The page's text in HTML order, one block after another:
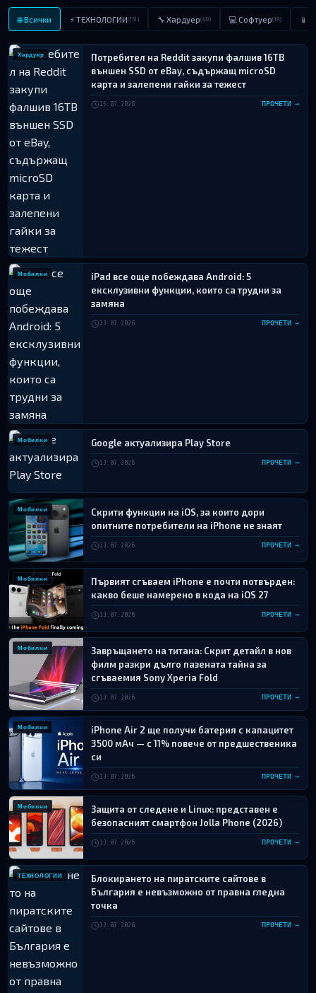
🌐 Всички ⚡ ТЕХНОЛОГИИ(151) 🔧 Хардуер(40) 💻 Софтуер(19) 📱
Хардуер
Потребител на Reddit закупи фалшив 16TB
външен SSD от eBay, съдържащ microSD
карта и залепени гайки за тежест
15.07.2026 ПРОЧЕТИ →
Мобилни
iPad все още побеждава Android: 5
ексклузивни функции, които са трудни за
замяна
13.07.2026 ПРОЧЕТИ →
Мобилни Google актуализира Play Store
13.07.2026 ПРОЧЕТИ →
Мобилни
Скрити функции на iOS, за които дори
опитните потребители на iPhone не знаят
13.07.2026 ПРОЧЕТИ →
Мобилни
Първият сгъваем iPhone е почти потвърден:
какво беше намерено в кода на iOS 27
13.07.2026 ПРОЧЕТИ →
Мобилни
Завръщането на титана: Скрит детайл в нов
филм разкри дълго пазената тайна за
сгъваемия Sony Xperia Fold
13.07.2026 ПРОЧЕТИ →
Мобилни
iPhone Air 2 ще получи батерия с капацитет
3500 мАч — с 11% повече от предшественика
си
13.07.2026 ПРОЧЕТИ →
Мобилни
Защита от следене и Linux: представен е
безопасният смартфон Jolla Phone (2026)
13.07.2026 ПРОЧЕТИ →
ТЕХНОЛОГИИ
Блокирането на пиратските сайтове в
България е невъзможно от правна гледна
точка
12.07.2026 ПРОЧЕТИ →